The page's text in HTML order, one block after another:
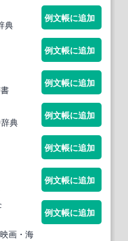
典
例文帳に追加
例文帳に追加
例文帳に追加
典
例文帳に追加
例文帳に追加
例文帳に追加
画・海
例文帳に追加